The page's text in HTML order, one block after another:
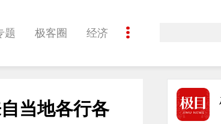
题 极客圈 经济
酒道
当地各行各